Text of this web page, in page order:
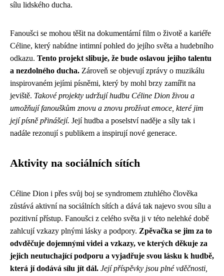
sílu lidského ducha.
Fanoušci se mohou těšit na dokumentární film o životě a kariéře
Céline, který nabídne intimní pohled do jejího světa a hudebního
odkazu. Tento projekt slibuje, že bude oslavou jejího talentu
a nezdolného ducha. Zároveň se objevují zprávy o muzikálu
inspirovaném jejími písněmi, který by mohl brzy zamířit na
jeviště. Takové projekty udržují hudbu Céline Dion živou a
umožňují fanouškům znovu a znovu prožívat emoce, které jim
její písně přinášejí. Její hudba a poselství naděje a síly tak i
nadále rezonují s publikem a inspirují nové generace.
Aktivity na sociálních sítích
Céline Dion i přes svůj boj se syndromem ztuhlého člověka
zůstává aktivní na sociálních sítích a dává tak najevo svou sílu a
pozitivní přístup. Fanoušci z celého světa ji v této nelehké době
zahlcují vzkazy plnými lásky a podpory. Zpěvačka se jim za to
odvděčuje dojemnými videi a vzkazy, ve kterých děkuje za
jejich neutuchající podporu a vyjadřuje svou lásku k hudbě,
která jí dodává sílu jít dál. Její příspěvky jsou plné vděčnosti,